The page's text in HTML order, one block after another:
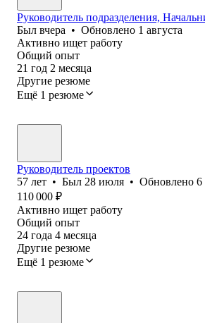
Руководитель подразделения,
Был вчера • Обновлено 1 августа
Активно ищет работу
Общий опыт
21 год 2 месяца
Другие резюме
Ещё 1 резюме
Руководитель проектов
57 лет • Был 28 июля • Обновлено 6
110 000 ₽
Активно ищет работу
Общий опыт
24 года 4 месяца
Другие резюме
Ещё 1 резюме